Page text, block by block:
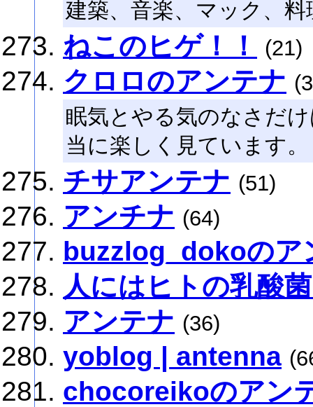
建築、音楽、マック、料
ねこのヒゲ！！ (21)
クロロのアンテナ
眠気とやる気のなさだ
当に楽しく見ています。
チサアンテナ (51)
アンチナ (64)
buzzlog_dokoのア
人にはヒトの乳酸
アンテナ (36)
yoblog | antenna
chocoreikoのアン